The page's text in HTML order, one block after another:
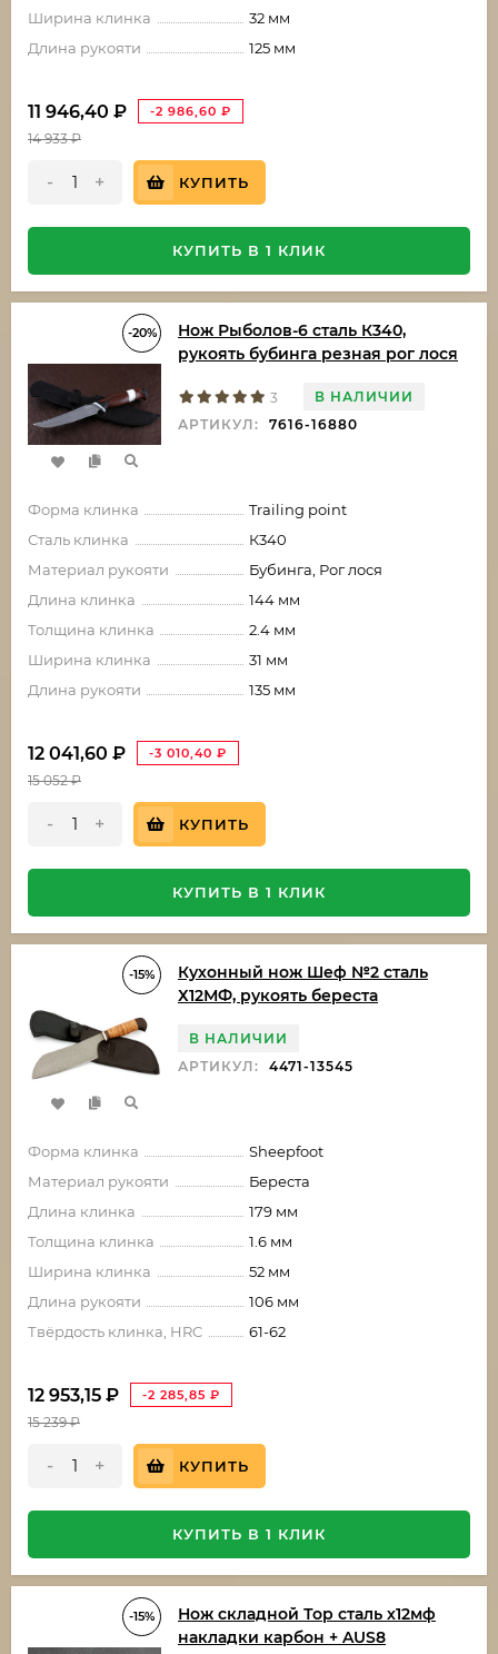
Ширина клинка
32 мм
Длина рукояти
125 мм
11 946,40 ₽ -2 986,60 ₽
14 933₽
- + КУПИТЬ
КУПИТЬ В 1 КЛИК
-20%
Нож Рыболов-6 сталь К340,
рукоять бубинга резная рог лося
3
В НАЛИЧИИ
АРТИКУЛ:
7616-16880
Форма клинка
Trailing point
Сталь клинка
К340
Материал рукояти
Бубинга, Рог лося
Длина клинка
144 мм
Толщина клинка
2.4 мм
Ширина клинка
31 мм
Длина рукояти
135 мм
12 041,60 ₽ -3 010,40 ₽
15 052₽
- + КУПИТЬ
КУПИТЬ В 1 КЛИК
-15%
Кухонный нож Шеф №2 сталь
Х12МФ, рукоять береста
В НАЛИЧИИ
АРТИКУЛ:
4471-13545
Форма клинка
Sheepfoot
Материал рукояти
Береста
Длина клинка
179 мм
Толщина клинка
1.6 мм
Ширина клинка
52 мм
Длина рукояти
106 мм
Твёрдость клинка, HRC
61-62
12 953,15 ₽ -2 285,85 ₽
15 239₽
- + КУПИТЬ
КУПИТЬ В 1 КЛИК
-15%
Нож складной Тор сталь х12мф
накладки карбон + AUS8